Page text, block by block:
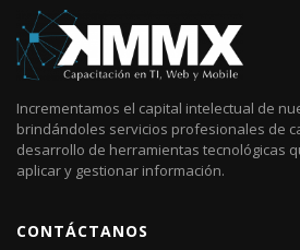
Incrementamos el capital intelectual de
brindándoles servicios profesionales de
desarrollo de herramientas tecnológicas
aplicar y gestionar información.
CONTÁCTANOS